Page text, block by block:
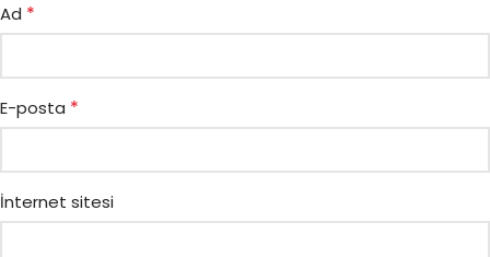
Ad *
E-posta *
İnternet sitesi